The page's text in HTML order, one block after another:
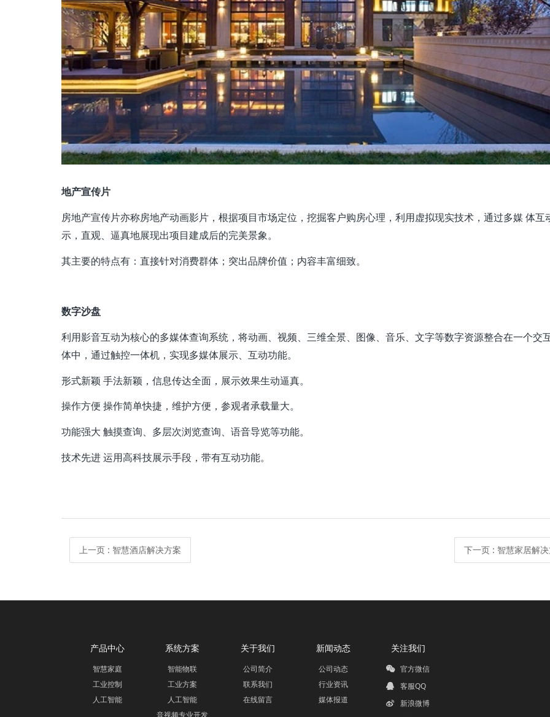
地产宣传片
房地产宣传片亦称房地产动画影片，根据项目市场定位，挖掘客户购房心理，利用虚拟现实技术，通过多媒 体互
示，直观、逼真地展现出项目建成后的完美景象。
其主要的特点有：直接针对消费群体；突出品牌价值；内容丰富细致。
数字沙盘
利用影音互动为核心的多媒体查询系统，将动画、视频、三维全景、图像、音乐、文字等数字资源整合在一个交
体中，通过触控一体机，实现多媒体展示、互动功能。
形式新颖 手法新颖，信息传达全面，展示效果生动逼真。
操作方便 操作简单快捷，维护方便，参观者承载量大。
功能强大 触摸查询、多层次浏览查询、语音导览等功能。
技术先进 运用高科技展示手段，带有互动功能。
上一页 : 智慧酒店解决方案 下一页 : 智慧家居解
产品中心
智慧家庭
工业控制
人工智能
系统方案
智能物联
工业方案
人工智能
音视频专业开发
关于我们
公司简介
联系我们
在线留言
新闻动态
公司动态
行业资讯
媒体报道
关注我们
官方微信
客服QQ
新浪微博